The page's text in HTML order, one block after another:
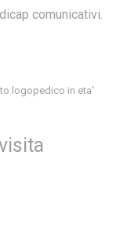
comunicativi.
logopedico in eta'